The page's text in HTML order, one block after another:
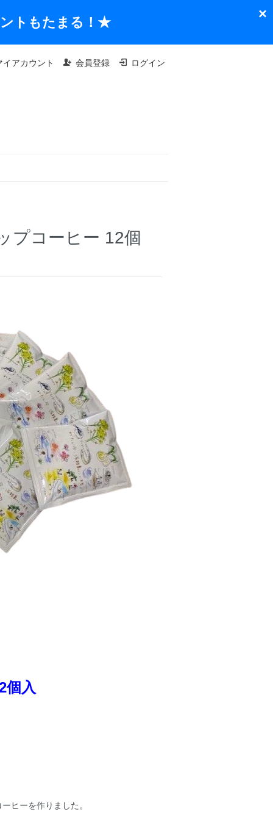
×
トもたまる！★
イアカウント 会員登録 ログイン
コーヒー 12個
個入
ヒーを作りました。